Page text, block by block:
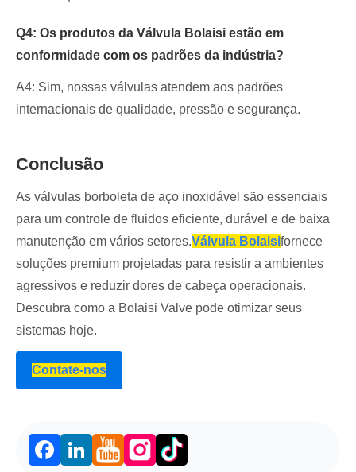
Q4: Os produtos da Válvula Bolaisi estão em
conformidade com os padrões da indústria?
A4: Sim, nossas válvulas atendem aos padrões
internacionais de qualidade, pressão e segurança.
Conclusão
As válvulas borboleta de aço inoxidável são essenciais
para um controle de fluidos eficiente, durável e de baixa
manutenção em vários setores.Válvula Bolaisifornece
soluções premium projetadas para resistir a ambientes
agressivos e reduzir dores de cabeça operacionais.
Descubra como a Bolaisi Valve pode otimizar seus
sistemas hoje.
Contate-nos
FacebookLinkedIn